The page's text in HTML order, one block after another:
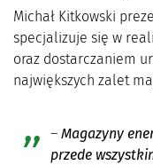
Michał Kitkowski
specjalizuje się w
oraz dostarczaniem
największych zalet
– Magazyny
przede